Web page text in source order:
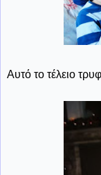
Αυτό το τέλειο